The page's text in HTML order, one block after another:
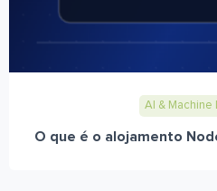
AI & Machine
O que é o alojamento